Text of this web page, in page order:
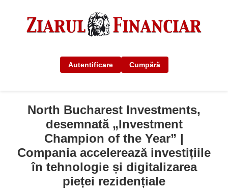
Autentificare Cumpără
North Bucharest Investments,
desemnată „Investment
Champion of the Year” |
Compania accelerează investițiile
în tehnologie și digitalizarea
pieței rezidențiale